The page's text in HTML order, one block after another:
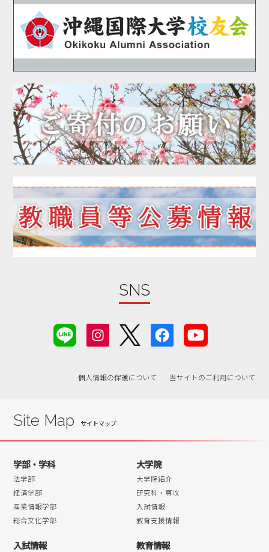
2020年09月
2020年08月
2020年07月
2020年06月
2020年05月
2020年04月
2020年03月
2020年01月
2019年12月
2019年11月
2019年10月
2019年09月
2019年08月
2019年03月
SNS
個人情報の保護について 当サイトのご利用について
Site Map
学部・学科
法学部
経済学部
産業情報学部
総合文化学部
大学院
大学院紹介
研究科・専攻
入試情報
教育支援情報
入試情報 教育情報